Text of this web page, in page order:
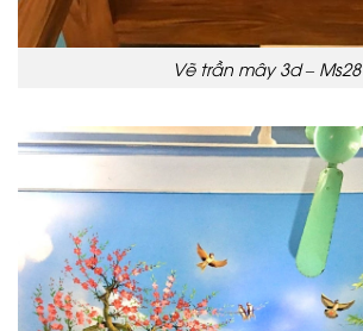
Vẽ trần mây 3d – Ms28